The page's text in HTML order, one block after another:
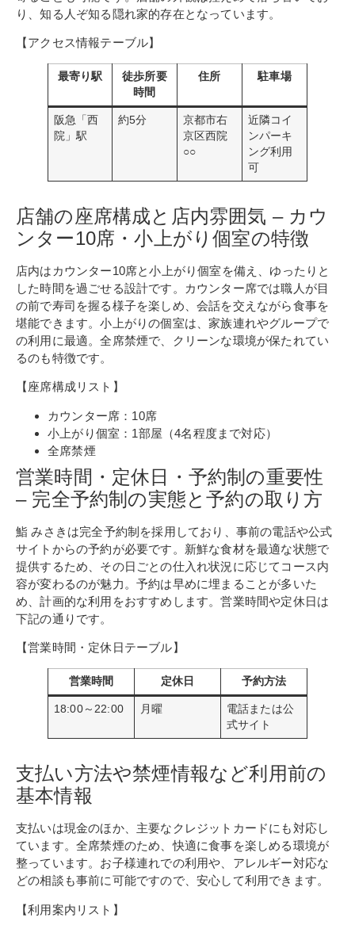
り、知る人ぞ知る隠れ家的存在となっています。
【アクセス情報テーブル】
最寄り駅
徒歩所要
時間
住所 駐車場
阪急「西
院」駅
約5分
京都市右
京区西院
○○
近隣コイ
ンパーキ
ング利用
可
店舗の座席構成と店内雰囲気 – カウ
ンター10席・小上がり個室の特徴
店内はカウンター10席と小上がり個室を備え、ゆったりと
した時間を過ごせる設計です。カウンター席では職人が目
の前で寿司を握る様子を楽しめ、会話を交えながら食事を
堪能できます。小上がりの個室は、家族連れやグループで
の利用に最適。全席禁煙で、クリーンな環境が保たれてい
るのも特徴です。
【座席構成リスト】
カウンター席：10席
小上がり個室：1部屋（4名程度まで対応）
全席禁煙
営業時間・定休日・予約制の重要性
– 完全予約制の実態と予約の取り方
鮨 みさきは完全予約制を採用しており、事前の電話や公式
サイトからの予約が必要です。新鮮な食材を最適な状態で
提供するため、その日ごとの仕入れ状況に応じてコース内
容が変わるのが魅力。予約は早めに埋まることが多いた
め、計画的な利用をおすすめします。営業時間や定休日は
下記の通りです。
【営業時間・定休日テーブル】
営業時間 定休日 予約方法
18:00～22:00 月曜
電話または公
式サイト
支払い方法や禁煙情報など利用前の
基本情報
支払いは現金のほか、主要なクレジットカードにも対応し
ています。全席禁煙のため、快適に食事を楽しめる環境が
整っています。お子様連れでの利用や、アレルギー対応な
どの相談も事前に可能ですので、安心して利用できます。
【利用案内リスト】